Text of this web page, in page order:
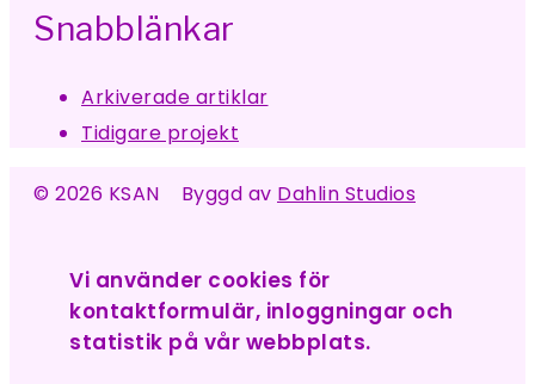
Snabblänkar
Arkiverade artiklar
Tidigare projekt
© 2026 KSAN Byggd av Dahlin Studios
Vi använder cookies för
kontaktformulär, inloggningar och
statistik på vår webbplats.